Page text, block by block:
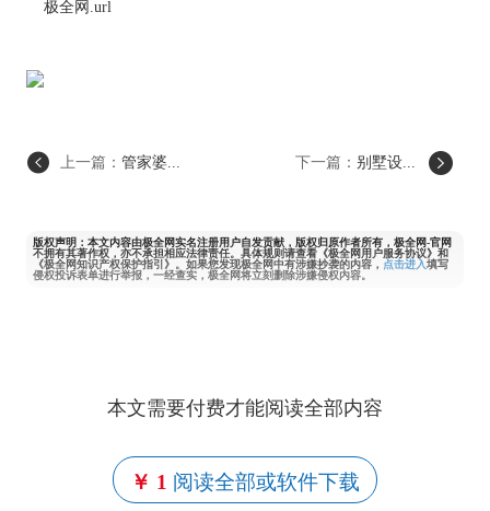
极全网 .url
上一篇： 管家婆... 下一篇：别墅设...
版权声明：本文内容由极全网实名注册用户自发贡献，版权归原作者所有，极全网-官网
不拥有其著作权，亦不承担相应法律责任。具体规则请查看《极全网用户服务协议》和
《极全网知识产权保护指引》。如果您发现极全网中有涉嫌抄袭的内容， 点击进入填写
侵权投诉表单进行举报，一经查实，极全网将立刻删除涉嫌侵权内容。
本文需要付费才能阅读全部内容
￥ 1 阅读全部或软件下载